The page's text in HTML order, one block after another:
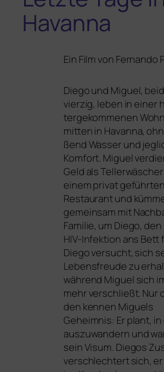
Havanna
Ein Film von Fernando
Diego und Miguel,
vier­zig, leben in einer
ter­ge­kom­me­nen
mit­ten in Havanna,
ßend Wasser und
Komfort. Miguel
Geld als
einem pri­vat geführ­ten
Restaurant und
gemein­sam mit
Familie, um Diego,
HIV-Infektion ans Bett
Diego ver­sucht, sich
Lebensfreude zu
wäh­rend Miguel sich
mehr ver­schließt. Nur
den ken­nen Miguels
Geheimnis: Er plant, in
aus­zu­wan­dern und
sein Visum. Diegos
ver­schlech­tert sich,